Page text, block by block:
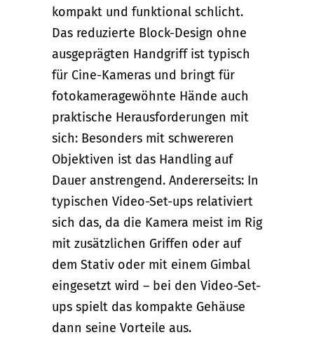
kompakt und funktional schlicht.
Das reduzierte Block-Design ohne
ausgeprägten Handgriff ist typisch
für Cine-Kameras und bringt für
fotokameragewöhnte Hände auch
praktische Herausforderungen mit
sich: Besonders mit schwereren
Objektiven ist das Handling auf
Dauer anstrengend. Andererseits: In
typischen Video-Set-ups relativiert
sich das, da die Kamera meist im Rig
mit zusätzlichen Griffen oder auf
dem Stativ oder mit einem Gimbal
eingesetzt wird – bei den Video-Set-
ups spielt das kompakte Gehäuse
dann seine Vorteile aus.